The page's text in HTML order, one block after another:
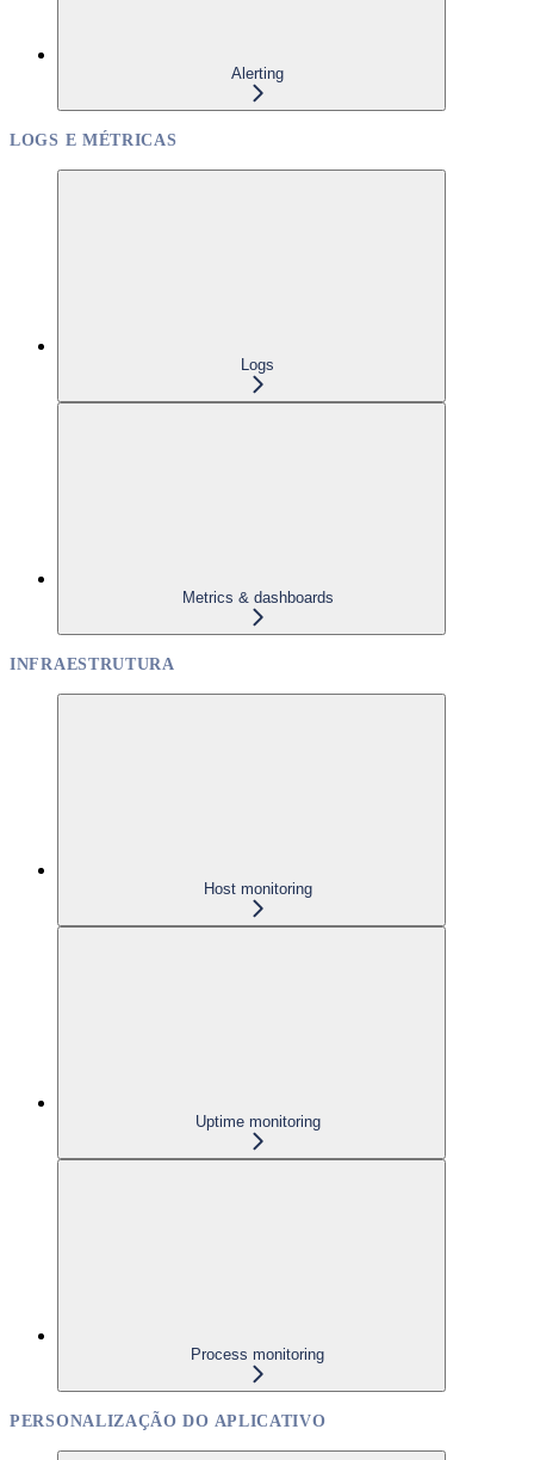
Alerting
LOGS E MÉTRICAS
Logs
Metrics & dashboards
INFRAESTRUTURA
Host monitoring
Uptime monitoring
Process monitoring
PERSONALIZAÇÃO DO APLICATIVO